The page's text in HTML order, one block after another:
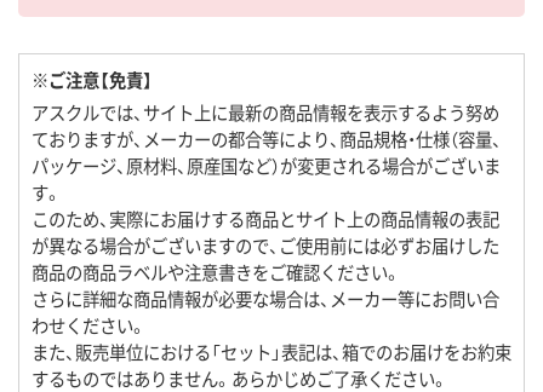
※ご注意【免責】
アスクルでは、サイト上に最新の商品情報を表示するよう努め
ておりますが、メーカーの都合等により、商品規格・仕様（容量、
パッケージ、原材料、原産国など）が変更される場合がございま
す。
このため、実際にお届けする商品とサイト上の商品情報の表記
が異なる場合がございますので、ご使用前には必ずお届けした
商品の商品ラベルや注意書きをご確認ください。
さらに詳細な商品情報が必要な場合は、メーカー等にお問い合
わせください。
また、販売単位における「セット」表記は、箱でのお届けをお約束
するものではありません。あらかじめご了承ください。